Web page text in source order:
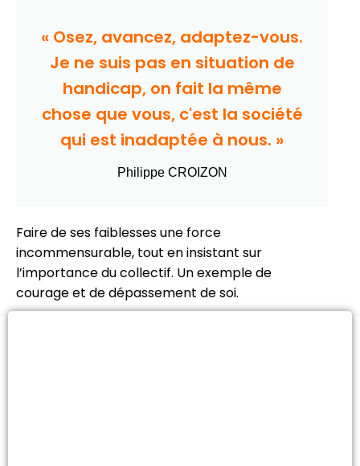
« Osez, avancez, adaptez-vous.
Je ne suis pas en situation de
handicap, on fait la même
chose que vous, c'est la société
qui est inadaptée à nous. »
Philippe CROIZON
Faire de ses faiblesses une force
incommensurable, tout en insistant sur
l’importance du collectif. Un exemple de
courage et de dépassement de soi.